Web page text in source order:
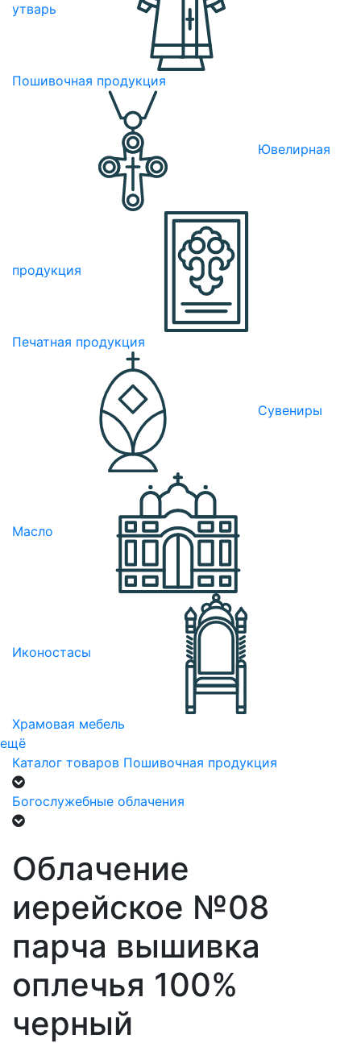
утварь
Пошивочная продукция
Ювелирная
продукция
Печатная продукция
Сувениры
Масло
Иконостасы
Храмовая мебель
ещё
Каталог товаров Пошивочная продукция
Богослужебные облачения
Облачение
иерейское №08
парча вышивка
оплечья 100%
черный